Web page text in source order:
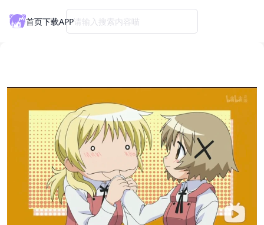
首页下载APP请输入搜索内容喵